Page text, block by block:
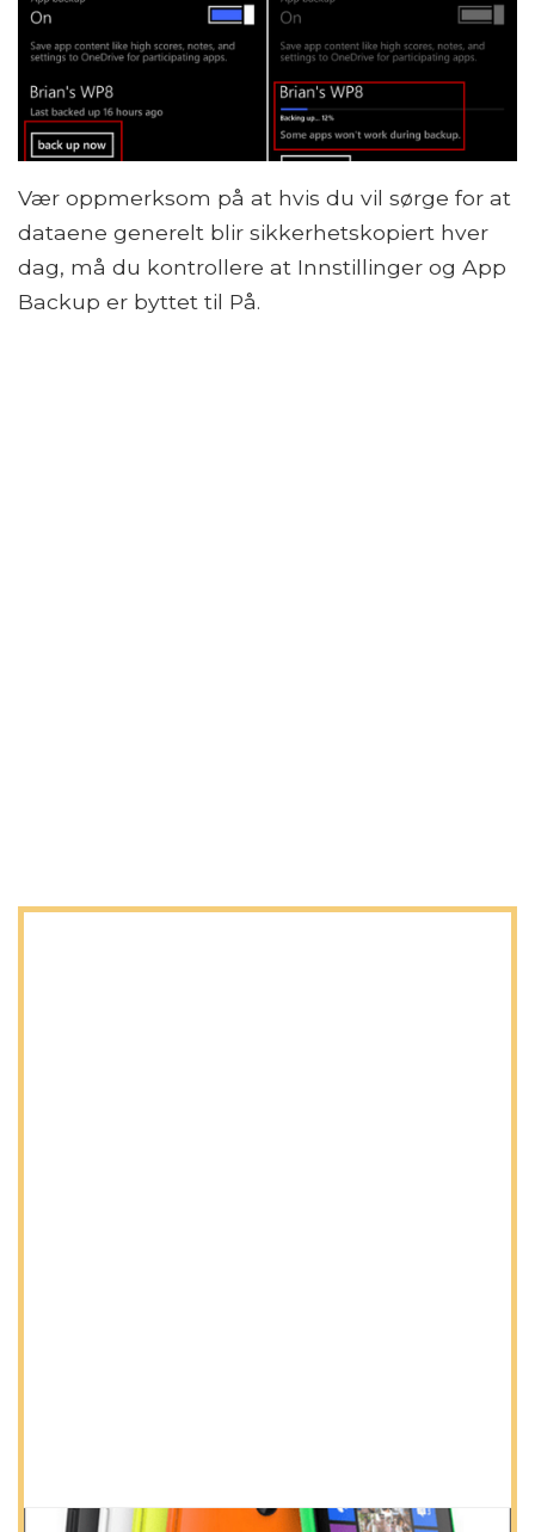
Vær oppmerksom på at hvis du vil sørge for at
dataene generelt blir sikkerhetskopiert hver
dag, må du kontrollere at Innstillinger og App
Backup er byttet til På.